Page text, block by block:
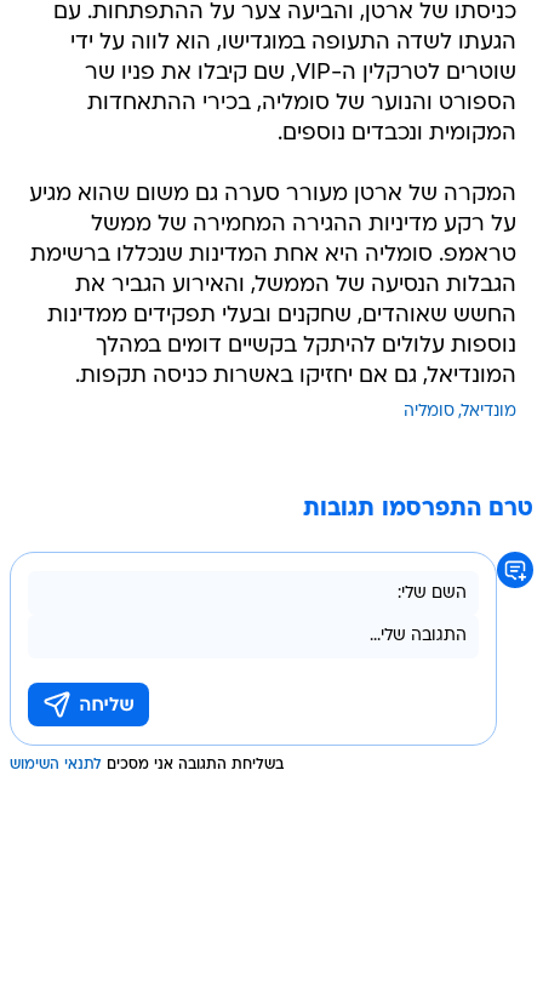
כניסתו של ארטן, והביעה צער על ההתפתחות. עם
הגעתו לשדה התעופה במוגדישו, הוא לווה על ידי
שוטרים לטרקלין ה-VIP, שם קיבלו את פניו שר
הספורט והנוער של סומליה, בכירי ההתאחדות
המקומית ונכבדים נוספים.
המקרה של ארטן מעורר סערה גם משום שהוא מגיע
על רקע מדיניות ההגירה המחמירה של ממשל
טראמפ. סומליה היא אחת המדינות שנכללו ברשימת
הגבלות הנסיעה של הממשל, והאירוע הגביר את
החשש שאוהדים, שחקנים ובעלי תפקידים ממדינות
נוספות עלולים להיתקל בקשיים דומים במהלך
המונדיאל, גם אם יחזיקו באשרות כניסה תקפות.
מונדיאל סומליה
טרם התפרסמו תגובות
בשליחת התגובה אני מסכים לתנאי השימוש